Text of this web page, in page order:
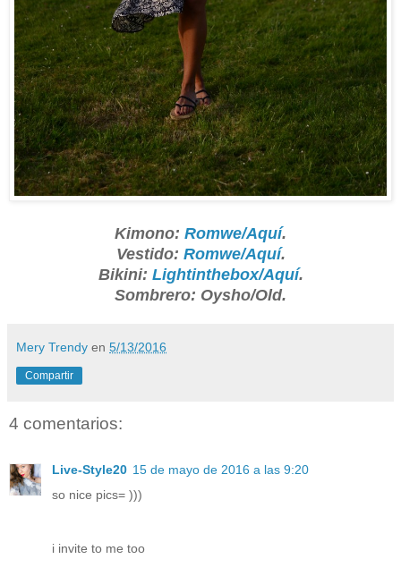
Kimono: Romwe/Aquí.
Vestido: Romwe/Aquí.
Bikini: Lightinthebox/Aquí.
Sombrero: Oysho/Old.
Mery Trendy en 5/13/2016
Compartir
4 comentarios:
Live-Style20 15 de mayo de 2016 a las 9:20
so nice pics= )))
i invite to me too